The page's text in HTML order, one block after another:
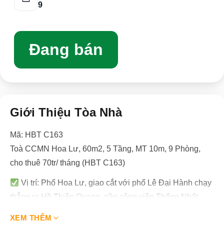
9
Đang bán
Giới Thiệu Tòa Nhà
Mã: HBT C163
Toà CCMN Hoa Lư, 60m2, 5 Tầng, MT 10m, 9 Phòng,
cho thuê 70tr/ tháng (HBT C163)
Vị trí: Phố Hoa Lư, giao cắt với phố Lê Đại Hành chạy
thẳng ra Hồ Thiên Quang, gần công viên Thống Nhất,
XEM THÊM